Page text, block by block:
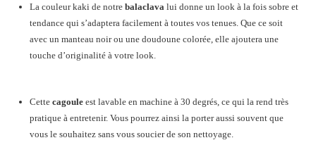
La couleur kaki de notrebalaclava lui donne un look à la fois sobre et
tendance qui s’adaptera facilement à toutes vos tenues. Que ce soit
avec un manteau noir ou une doudoune colorée, elle ajoutera une
touche d’originalité à votre look.
Cettecagoule est lavable en machine à 30 degrés, ce qui la rend très
pratique à entretenir. Vous pourrez ainsi la porter aussi souvent que
vous le souhaitez sans vous soucier de son nettoyage.